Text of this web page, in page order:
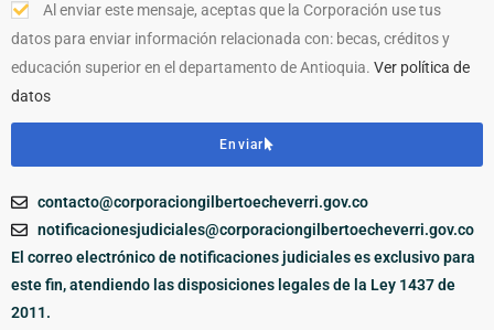
Al enviar este mensaje, aceptas que la Corporación use tus
datos para enviar información relacionada con: becas, créditos y
educación superior en el departamento de Antioquia. Ver política de
datos
Enviar
contacto@corporaciongilbertoecheverri.gov.co
notificacionesjudiciales@corporaciongilbertoecheverri.gov.co
El correo electrónico de notificaciones judiciales es exclusivo para
este fin, atendiendo las disposiciones legales de la Ley 1437 de
2011.